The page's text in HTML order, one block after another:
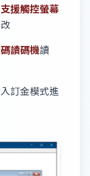
支援觸控螢幕
讀碼機讀
訂金模式進